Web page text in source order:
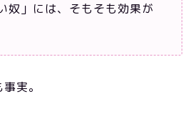
奴」には、そもそも効果が
実。